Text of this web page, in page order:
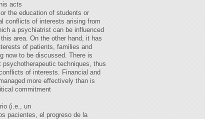
acts
the education of students or
conflicts of interests arising from
a psychiatrist can be influenced
area. On the other hand, it has
of patients, families and
now to be discussed. There is
techniques, thus
of interests. Financial and
more effectively than is
commitment
(i.e., un
pacientes, el progreso de la